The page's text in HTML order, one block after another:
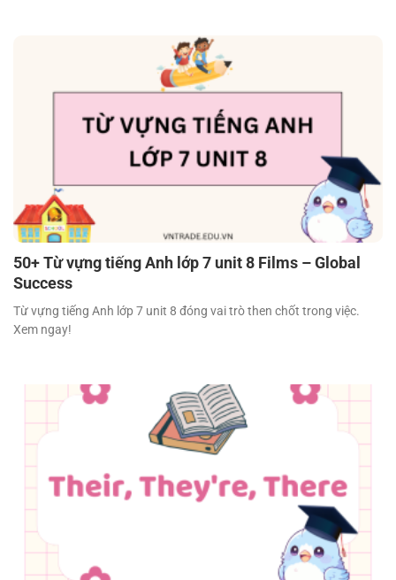
50+ Từ vựng tiếng Anh lớp 7 unit 8 Films – Global
Success
Từ vựng tiếng Anh lớp 7 unit 8 đóng vai trò then chốt trong việc.
Xem ngay!